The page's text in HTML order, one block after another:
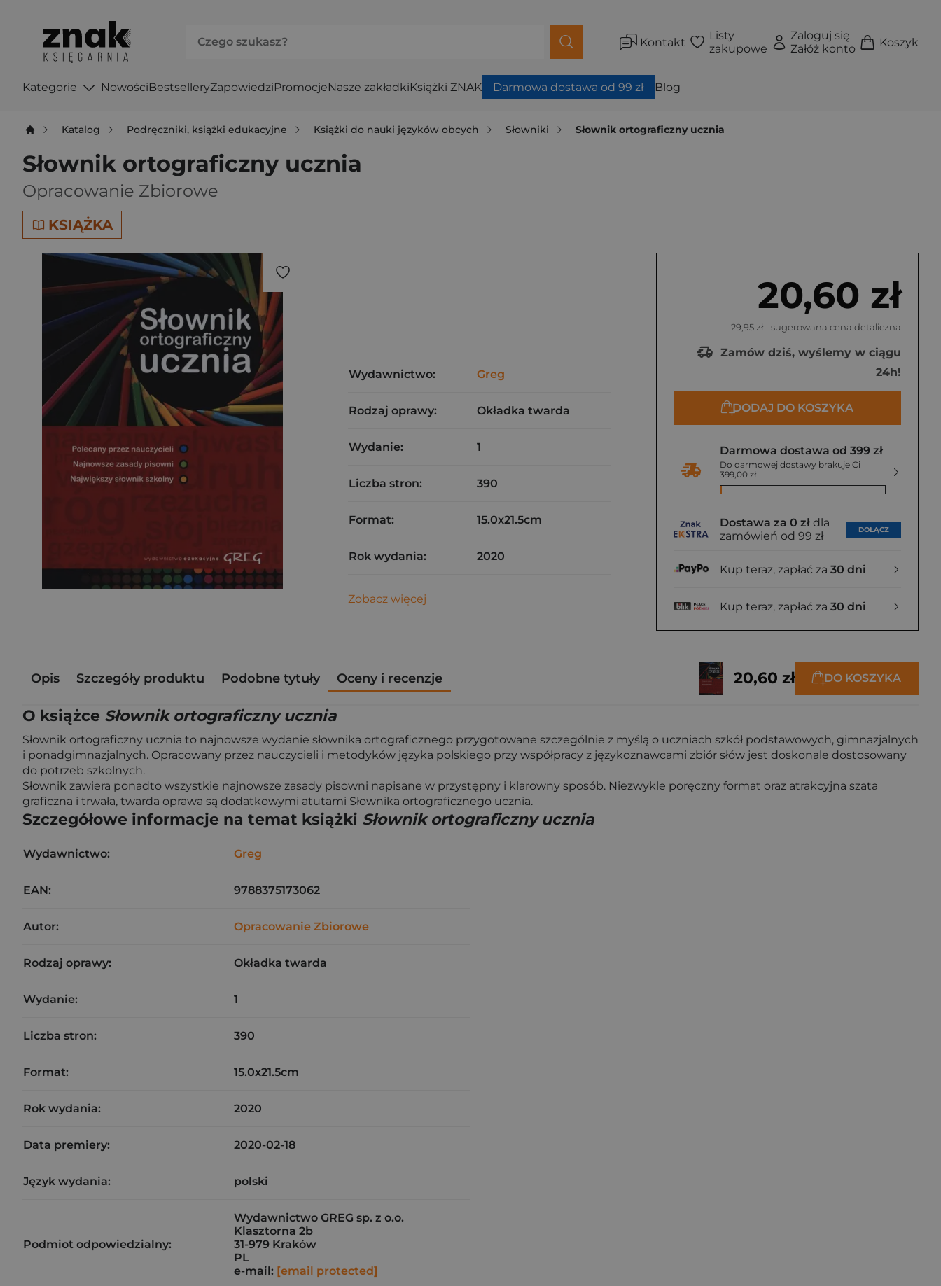
Kontakt
Listy
zakupowe
Zaloguj się
Załóż konto
Koszyk
Kategorie NowościBestselleryZapowiedziPromocjeNasze zakładkiKsiążki ZNAK Darmowa dostawa od 99 zł Blog
Katalog Podręczniki, książki edukacyjne Książki do nauki języków obcych Słowniki Słownik ortograficzny ucznia
Słownik ortograficzny ucznia
Opracowanie Zbiorowe
KSIĄŻKA
20,60 zł
29,95 zł - sugerowana cena detaliczna
Zamów dziś, wyślemy w ciągu
24h!
DODAJ DO KOSZYKA
Darmowa dostawa od 399 zł
Do darmowej dostawy brakuje Ci
399,00 zł
Dostawa za 0 zł dla
zamówień od 99 zł
DOŁĄCZ
Kup teraz, zapłać za 30 dni
Kup teraz, zapłać za 30 dni
Wydawnictwo: Greg
Rodzaj oprawy: Okładka twarda
Wydanie: 1
Liczba stron: 390
Format: 15.0x21.5cm
Rok wydania: 2020
Zobacz więcej
Opis Szczegóły produktu Podobne tytuły Oceny i recenzje 20,60 zł DO KOSZYKA
O książce Słownik ortograficzny ucznia
Słownik ortograficzny ucznia to najnowsze wydanie słownika ortograficznego przygotowane szczególnie z myślą o uczniach szkół podstawowych, gimnazjalnych
i ponadgimnazjalnych. Opracowany przez nauczycieli i metodyków języka polskiego przy współpracy z językoznawcami zbiór słów jest doskonale dostosowany
do potrzeb szkolnych.
Słownik zawiera ponadto wszystkie najnowsze zasady pisowni napisane w przystępny i klarowny sposób. Niezwykle poręczny format oraz atrakcyjna szata
graficzna i trwała, twarda oprawa są dodatkowymi atutami Słownika ortograficznego ucznia.
Szczegółowe informacje na temat książki Słownik ortograficzny ucznia
Wydawnictwo: Greg
EAN: 9788375173062
Autor: Opracowanie Zbiorowe
Rodzaj oprawy: Okładka twarda
Wydanie: 1
Liczba stron: 390
Format: 15.0x21.5cm
Rok wydania: 2020
Data premiery: 2020-02-18
Język wydania: polski
Podmiot odpowiedzialny:
Wydawnictwo GREG sp. z o.o.
Klasztorna 2b
31-979 Kraków
PL
e-mail: [email protected]